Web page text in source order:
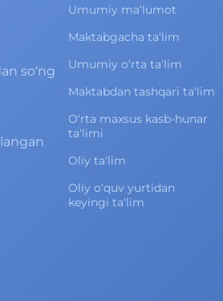
so‘ng
Umumiy ma‘lumot
Maktabgacha ta‘lim
Umumiy o‘rta ta‘lim
Maktabdan tashqari ta‘lim
O‘rta maxsus kasb-hunar
ta‘limi
Oliy ta‘lim
Oliy o‘quv yurtidan
keyingi ta‘lim